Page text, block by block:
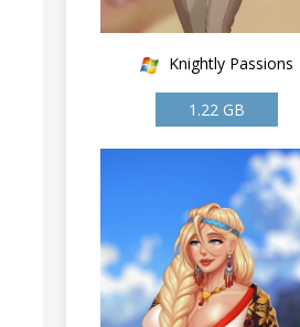
Knightly Passions
1.22 GB